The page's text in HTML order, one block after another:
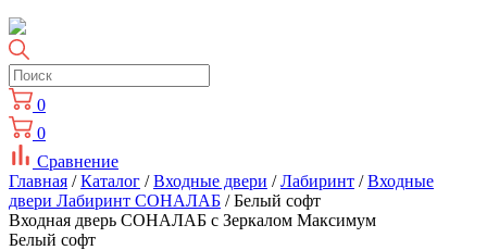
0
0
Сравнение
Главная /Каталог /Входные двери /Лабиринт /Входные
двери Лабиринт СОНАЛАБ / Белый софт
Входная дверь СОНАЛАБ с Зеркалом Максимум
Белый софт